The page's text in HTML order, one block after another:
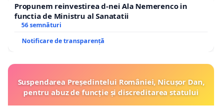
Propunem reinvestirea d-nei Ala Nemerenco in
functia de Ministru al Sanatatii
56 semnături
Notificare de transparență
Suspendarea Președintelui României, Nicușor Dan,
pentru abuz de funcție și discreditarea statului